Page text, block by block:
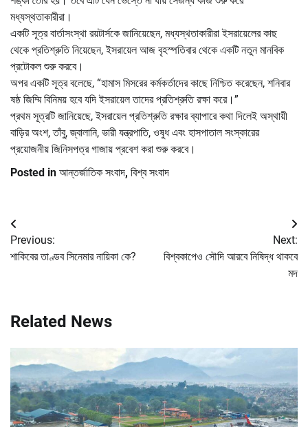
মধ্যস্থতাকারীরা।
একটি সূত্র বার্তাসংস্থা রয়টার্সকে জানিয়েছেন, মধ্যস্থতাকারীরা ইসরায়েলের কাছ
থেকে প্রতিশ্রুতি নিয়েছেন, ইসরায়েল আজ বৃহস্পতিবার থেকে একটি নতুন মানবিক
প্রটোকল শুরু করবে।
অপর একটি সূত্র বলেছে, “হামাস মিসরের কর্মকর্তাদের কাছে নিশ্চিত করেছেন, শনিবার
ষষ্ঠ জিম্মি বিনিময় হবে যদি ইসরায়েল তাদের প্রতিশ্রুতি রক্ষা করে।”
প্রথম সূত্রটি জানিয়েছে, ইসরায়েল প্রতিশ্রুতি রক্ষার ব্যাপারে কথা দিলেই অস্থায়ী
বাড়ির অংশ, তাঁবু, জ্বালানি, ভারী যন্ত্রপাতি, ওষুধ এবং হাসপাতাল সংস্কারের
প্রয়োজনীয় জিনিসপত্র গাজায় প্রবেশ করা শুরু করবে।
Posted in আন্তর্জাতিক সংবাদ, বিশ্ব সংবাদ
Post
navigation
Previous:
শাকিবের তাণ্ডব সিনেমার নায়িকা কে?
Next:
বিশ্বকাপেও সৌদি আরবে নিষিদ্ধ থাকবে
মদ
Related News